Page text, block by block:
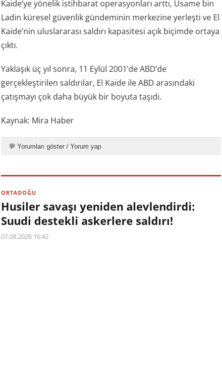
Kaide’ye yönelik istihbarat operasyonları arttı, Usame bin
Ladin küresel güvenlik gündeminin merkezine yerleşti ve El
Kaide’nin uluslararası saldırı kapasitesi açık biçimde ortaya
çıktı.
Yaklaşık üç yıl sonra, 11 Eylül 2001’de ABD’de
gerçekleştirilen saldırılar, El Kaide ile ABD arasındaki
çatışmayı çok daha büyük bir boyuta taşıdı.
Kaynak: Mira Haber
💬 Yorumları göster / Yorum yap
ORTADOĞU
Husiler savaşı yeniden alevlendirdi:
Suudi destekli askerlere saldırı!
07.08.2026 16:42